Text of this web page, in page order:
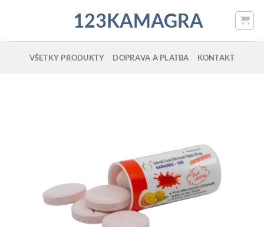
123KAMAGRA
VŠETKY PRODUKTY DOPRAVA A PLATBA KONTAKT